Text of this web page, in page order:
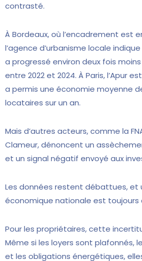
contrasté.
À Bordeaux, où l’encadrement est
l’agence d’urbanisme locale
a progressé environ deux fois
entre 2022 et 2024. À Paris, l’Apur
a permis une économie moyenne
locataires sur un an.
Mais d’autres acteurs, comme la
Clameur, dénoncent un
et un signal négatif envoyé aux
Les données restent débattues, et
économique nationale est toujours
Pour les propriétaires, cette
Même si les loyers sont plafonnés,
et les obligations énergétiques,